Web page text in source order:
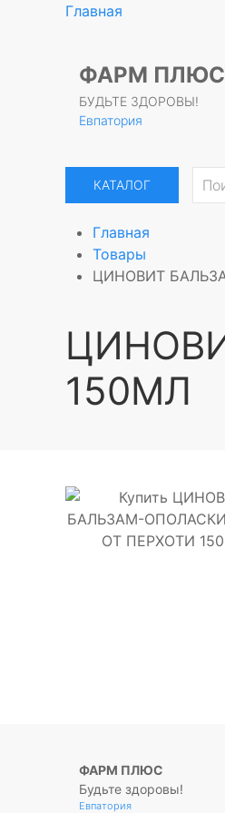
Главная
ФАРМ ПЛЮС
БУДЬТЕ ЗДОРОВЫ!
Евпатория
КАТАЛОГ
Главная
Товары
ЦИНОВИТ
150МЛ
ФАРМ ПЛЮС
Будьте здоровы!
Евпатория